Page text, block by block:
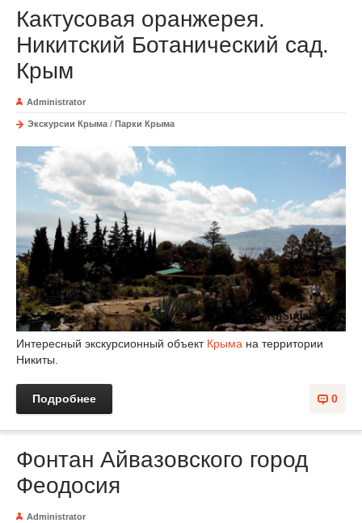
Кактусовая оранжерея.
Никитский Ботанический сад.
Крым
Administrator
Экскурсии Крыма / Парки Крыма
Интересный экскурсионный объект Крыма на территории
Никиты.
0
Подробнее
Фонтан Айвазовского город
Феодосия
Administrator